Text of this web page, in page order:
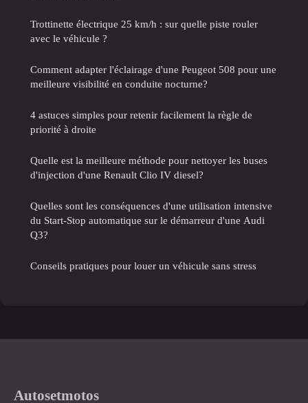
Trottinette électrique 25 km/h : sur quelle piste rouler
avec le véhicule ?
Comment adapter l'éclairage d'une Peugeot 508 pour une
meilleure visibilité en conduite nocturne?
4 astuces simples pour retenir facilement la règle de
priorité à droite
Quelle est la meilleure méthode pour nettoyer les buses
d'injection d'une Renault Clio IV diesel?
Quelles sont les conséquences d'une utilisation intensive
du Start-Stop automatique sur le démarreur d'une Audi
Q3?
Conseils pratiques pour louer un véhicule sans stress
Autosetmotos